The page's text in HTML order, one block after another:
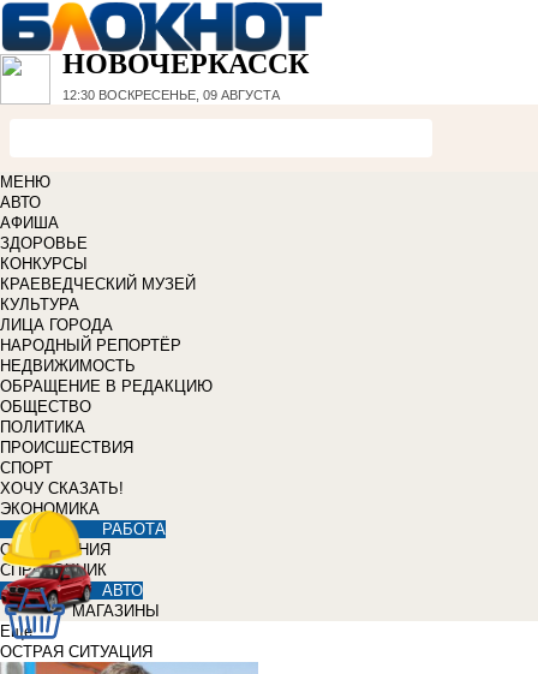
НОВОЧЕРКАССК
12:30 ВОСКРЕСЕНЬЕ, 09 АВГУСТА
МЕНЮ
АВТО
АФИША
ЗДОРОВЬЕ
КОНКУРСЫ
КРАЕВЕДЧЕСКИЙ МУЗЕЙ
КУЛЬТУРА
ЛИЦА ГОРОДА
НАРОДНЫЙ РЕПОРТЁР
НЕДВИЖИМОСТЬ
ОБРАЩЕНИЕ В РЕДАКЦИЮ
ОБЩЕСТВО
ПОЛИТИКА
ПРОИСШЕСТВИЯ
СПОРТ
ХОЧУ СКАЗАТЬ!
ЭКОНОМИКА
РАБОТА
ОБЪЯВЛЕНИЯ
СПРАВОЧНИК
АВТО
МАГАЗИНЫ
Еще
ОСТРАЯ СИТУАЦИЯ